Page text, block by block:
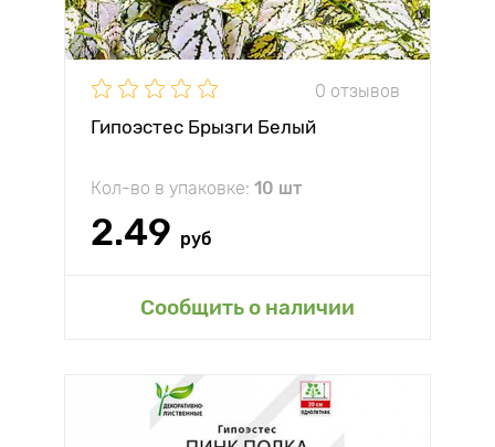
0 отзывов
Гипоэстес Брызги Белый
Кол-во в упаковке: 10 шт
2.49 руб
Сообщить о наличии